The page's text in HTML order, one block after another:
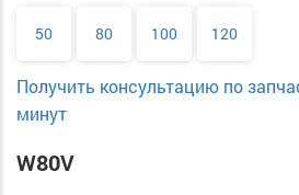
50 80 100 120
Получить консультацию по
минут
W80V